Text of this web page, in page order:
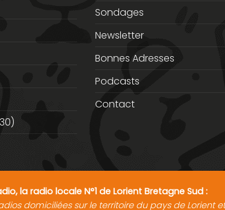
Sondages
Newsletter
Bonnes Adresses
Podcasts
Contact
la radio locale N°1 de Lorient Bretagne Sud :
domiciliées sur le territoire du pays de Lorient